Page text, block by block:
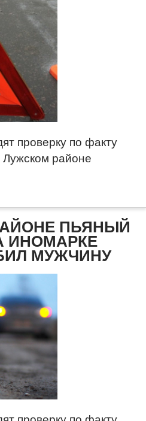
проверку по факту
районе
ПЬЯНЫЙ
ИНОМАРКЕ
МУЖЧИНУ